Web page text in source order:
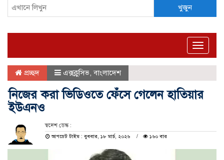
খুজুন
Toggle
প্রচ্ছদ এক্সক্লুসিভ ,বাংলাদেশ
নিজের করা ভিডিওতে ফেঁসে গেলেন হাতিয়ার
ইউএনও
স্বদেশ ডেস্ক :
আপডেট টাইম : বুধবার, ১৮ মার্চ, ২০২৬
১৬০ বার